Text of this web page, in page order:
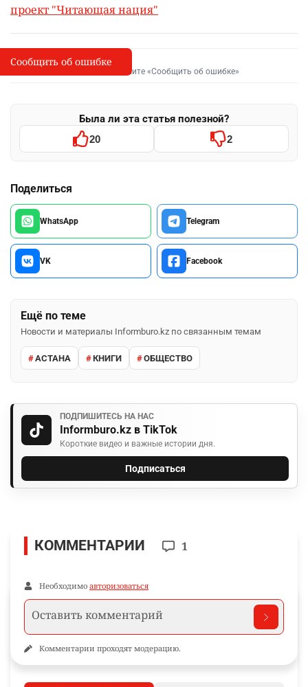
проект "Читающая нация"
I
Сообщить об опечатке
Выделите фрагмент и нажмите «Сообщить об ошибке»
Была ли эта статья полезной?
20 2
Поделиться
WhatsApp Telegram
VK Facebook
Ещё по теме
Новости и материалы Informburo.kz по связанным темам
АСТАНА КНИГИ ОБЩЕСТВО
ПОДПИШИТЕСЬ НА НАС
Informburo.kz в TikTok
Короткие видео и важные истории дня.
Подписаться
Сообщить об ошибке
КОММЕНТАРИИ 1
Необходимо авторизоваться
Комментарии проходят модерацию.